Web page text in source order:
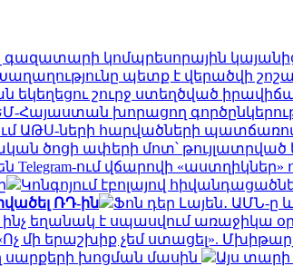
գազատարի կոմպրեսորային
պետք է վերածվի
շուրջ ստեղծված
Հայաստան խորացող
ԱԹՍ-ների հարվածների պատճառով
ծոցի ափերի մոտ՝ թույլատրված
Telegram-ում վճարովի «աստղիկներ»
Կոնգոյում էբոլայով
ՌԴ-ին
Ֆոն դեր Լայեն․ ԱՄՆ-
եղանակ է սպասվում առաջիկա
մի երաշխիք չեմ ստացել».
սարքերի խոցման մասին
Այս տարի